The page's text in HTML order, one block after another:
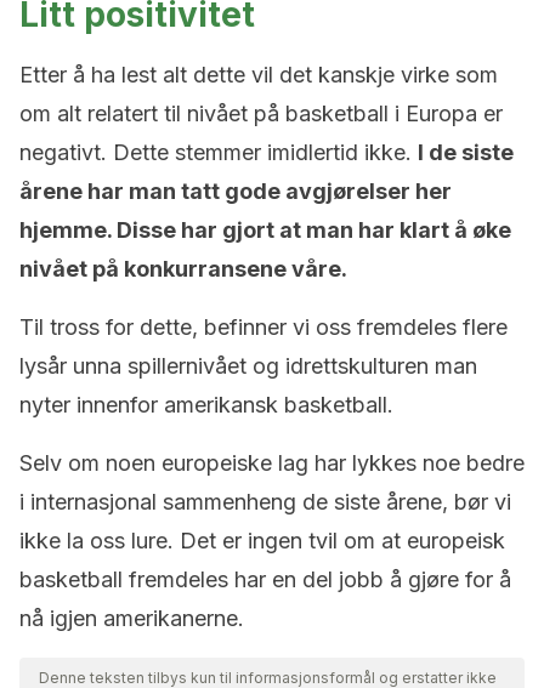
Litt positivitet
Etter å ha lest alt dette vil det kanskje virke som
om alt relatert til nivået på basketball i Europa er
negativt. Dette stemmer imidlertid ikke. I de siste
årene har man tatt gode avgjørelser her
hjemme. Disse har gjort at man har klart å øke
nivået på konkurransene våre.
Til tross for dette, befinner vi oss fremdeles flere
lysår unna spillernivået og idrettskulturen man
nyter innenfor amerikansk basketball.
Selv om noen europeiske lag har lykkes noe bedre
i internasjonal sammenheng de siste årene, bør vi
ikke la oss lure. Det er ingen tvil om at europeisk
basketball fremdeles har en del jobb å gjøre for å
nå igjen amerikanerne.
Denne teksten tilbys kun til informasjonsformål og erstatter ikke